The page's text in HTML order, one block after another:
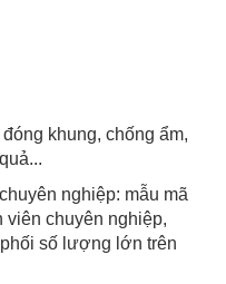
khung, chống ẩm,
nghiệp: mẫu mã
viên chuyên nghiệp,
số lượng lớn trên